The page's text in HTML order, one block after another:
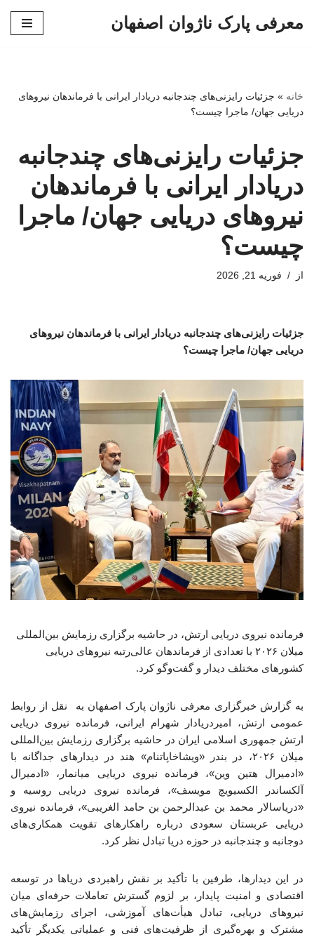
معرفی پارک ناژوان اصفهان
خانه » جزئیات رایزنی‌های چندجانبه دریادار ایرانی با فرماندهان نیروهای
دریایی جهان/ ماجرا چیست؟
جزئیات رایزنی‌های چندجانبه
دریادار ایرانی با فرماندهان
نیروهای دریایی جهان/ ماجرا
چیست؟
از فوریه 21, 2026
جزئیات رایزنی‌های چندجانبه دریادار ایرانی با فرماندهان نیروهای
دریایی جهان/ ماجرا چیست؟
فرمانده نیروی دریایی ارتش، در حاشیه برگزاری رزمایش بین‌المللی
میلان ۲۰۲۶ با تعدادی از فرماندهان عالی‌رتبه نیروهای دریایی
کشورهای مختلف دیدار و گفت‌وگو کرد.
به گزارش خبرگزاری معرفی ناژوان پارک اصفهان به نقل از روابط
عمومی ارتش، امیردریادار شهرام ایرانی، فرمانده نیروی دریایی
ارتش جمهوری اسلامی ایران در حاشیه برگزاری رزمایش بین‌المللی
میلان ۲۰۲۶، در بندر «ویشاخاپاتنام» هند در دیدارهای جداگانه با
«ادمیرال هتین وین»، فرمانده نیروی دریایی میانمار، «ادمیرال
آلکساندر الکسیویچ مویسف»، فرمانده نیروی دریایی روسیه و
«دریاسالار محمد بن عبدالرحمن بن حامد الغریبی»، فرمانده نیروی
دریایی عربستان سعودی درباره راهکارهای تقویت همکاری‌های
دوجانبه و چندجانبه در حوزه دریا تبادل نظر کرد.
در این دیدارها، طرفین با تأکید بر نقش راهبردی دریاها در توسعه
اقتصادی و امنیت پایدار، بر لزوم گسترش تعاملات حرفه‌ای میان
نیروهای دریایی، تبادل هیأت‌های آموزشی، اجرای رزمایش‌های
مشترک و بهره‌گیری از ظرفیت‌های فنی و عملیاتی یکدیگر تأکید